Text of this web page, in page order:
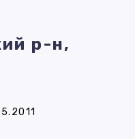
р-н,